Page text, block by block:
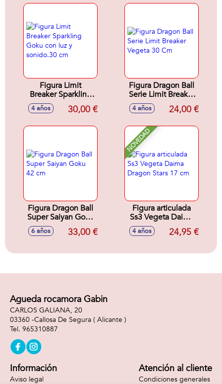
Figura Limit
Breaker Sparkling
Goku con luz y
sonido.30 cm
4 años 30,00 €
Figura Dragon Ball
Serie Limit Breaker
Vegeta 30 Cm
4 años 24,00 €
Figura Dragon Ball
Super Saiyan Goku
42 cm
6 años 33,00 €
NOVEDAD
Figura articulada
Ss3 Vegeta Daima
Dragon Stars 17 cm
4 años 24,95 €
Agueda rocamora Gabin
CARLOS GALIANA, 20
03360 -Callosa De Segura ( Alicante )
965310887
Información
Aviso legal
Atención al cliente
Condiciones generales